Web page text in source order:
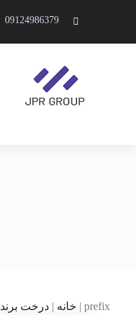
content
09124986379
prefix
| خانه | درخت برند